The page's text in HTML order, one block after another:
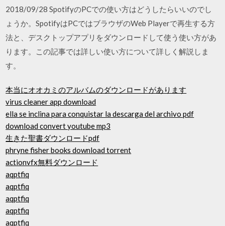
2018/09/28 SpotifyのPCでの使い方はどうしたらいいのでし
ょうか。SpotifyはPCではブラウザのWeb Playerで再生する方
法と、デスクトップアプリをダウンロードして使う使い方があ
ります。この記事では詳しい使い方について詳しく解説しま
す。
本当にオオカミのアルバムのダウンロードがあります
virus cleaner app download
ella se inclina para conquistar la descarga del archivo pdf
download convert youtube mp3
生きた聖書ダウンロードpdf
phryne fisher books download torrent
actionvfx無料ダウンロード
aqptfiq
aqptfiq
aqptfiq
aqptfiq
aqptfiq